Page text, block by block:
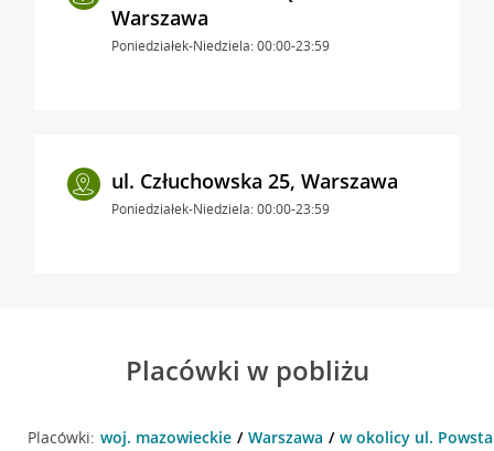
Warszawa
Poniedziałek-Niedziela: 00:00-23:59
ul. Człuchowska 25, Warszawa
Poniedziałek-Niedziela: 00:00-23:59
Placówki w pobliżu
Placówki: woj. mazowieckie Warszawa w okolicy ul.